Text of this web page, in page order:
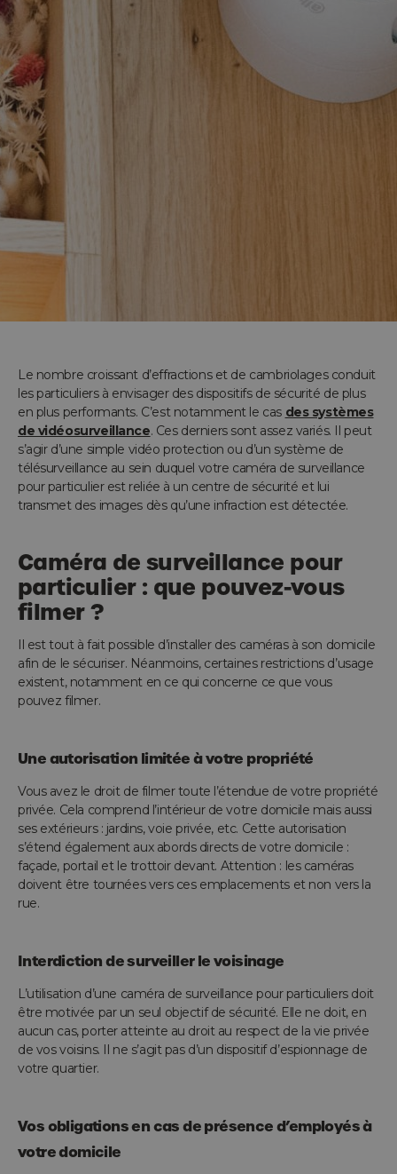
Le nombre croissant d’effractions et de cambriolages conduit
les particuliers à envisager des dispositifs de sécurité de plus
en plus performants. C’est notamment le cas des systèmes
de vidéosurveillance. Ces derniers sont assez variés. Il peut
s’agir d’une simple vidéo protection ou d’un système de
télésurveillance au sein duquel votre caméra de surveillance
pour particulier est reliée à un centre de sécurité et lui
transmet des images dès qu’une infraction est détectée.
Caméra de surveillance pour
particulier : que pouvez-vous
filmer ?
Il est tout à fait possible d’installer des caméras à son domicile
afin de le sécuriser. Néanmoins, certaines restrictions d’usage
existent, notamment en ce qui concerne ce que vous
pouvez filmer.
Une autorisation limitée à votre propriété
Vous avez le droit de filmer toute l’étendue de votre propriété
privée. Cela comprend l’intérieur de votre domicile mais aussi
ses extérieurs : jardins, voie privée, etc. Cette autorisation
s’étend également aux abords directs de votre domicile :
façade, portail et le trottoir devant. Attention : les caméras
doivent être tournées vers ces emplacements et non vers la
rue.
Interdiction de surveiller le voisinage
L’utilisation d’une caméra de surveillance pour particuliers doit
être motivée par un seul objectif de sécurité. Elle ne doit, en
aucun cas, porter atteinte au droit au respect de la vie privée
de vos voisins. Il ne s’agit pas d’un dispositif d’espionnage de
votre quartier.
Vos obligations en cas de présence d’employés à
votre domicile